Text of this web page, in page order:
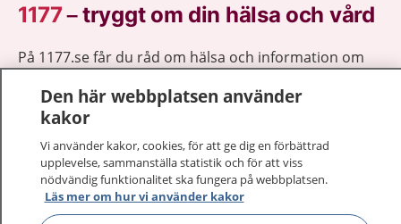
1177–tryggt om din hälsa och vård
På 1177.se får du råd om hälsa och information om
Logga in för att läsa din journal och göra dina
vårdärenden. Ring telefonnummer 1177 för
sjukvårdsrådgivning dygnet runt.
1177 ger dig råd när du vill må bättre.
Den här webbplatsen använder
kakor
Vi använder kakor, cookies, för att ge dig en förbättrad
upplevelse, sammanställa statistik och för att viss
nödvändig funktionalitet ska fungera på webbplatsen.
Läs mer om hur vi använder kakor